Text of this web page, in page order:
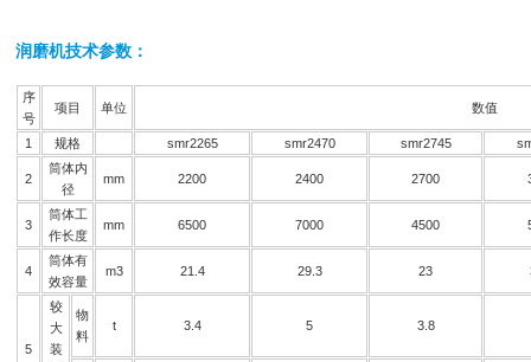
润磨机技术参数：
序
号
项目 单位 数值
1 规格 smr2265 smr2470 smr2745
2
筒体内
径
mm 2200 2400 2700
3
筒体工
作长度
mm 6500 7000 4500
4
筒体有
效容量
m3 21.4 29.3 23
5
较
大
装
物
料
t 3.4 5 3.8